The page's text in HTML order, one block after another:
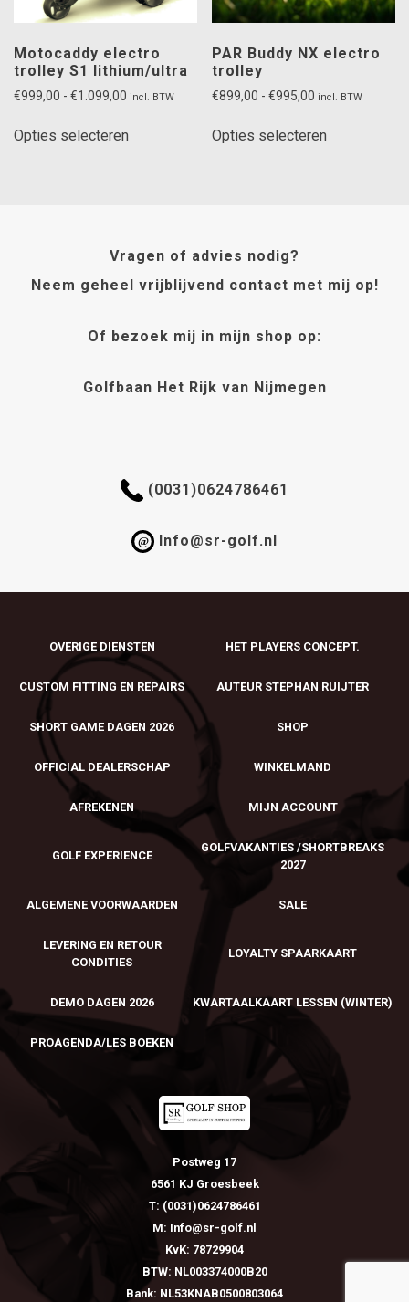
productpagina
Motocaddy electro
trolley S1 lithium/ultra
€999,00 - €1.099,00 Prijsklasse:
tot
incl. BTW
Opties selecteren
optie
gekozen
op
productpagina
PAR Buddy NX electro
trolley
€899,00 - €995,00 Prijsklasse:
tot
incl. BTW
Opties selecteren
gekozen
Vragen of advies nodig?
Neem geheel vrijblijvend contact met mij op!
Of bezoek mij in mijn shop op:
Golfbaan Het Rijk van Nijmegen
(0031)0624786461
@ Info@sr-golf.nl
OVERIGE DIENSTEN HET PLAYERS CONCEPT.
CUSTOM FITTING EN REPAIRS AUTEUR STEPHAN RUIJTER
SHORT GAME DAGEN 2026 SHOP
OFFICIAL DEALERSCHAP WINKELMAND
AFREKENEN MIJN ACCOUNT
GOLF EXPERIENCE
GOLFVAKANTIES /SHORTBREAKS
2027
ALGEMENE VOORWAARDEN SALE
LEVERING EN RETOUR
CONDITIES
LOYALTY SPAARKAART
DEMO DAGEN 2026 KWARTAALKAART LESSEN (WINTER)
PROAGENDA/LES BOEKEN
Postweg 17
6561 KJ Groesbeek
T: (0031)0624786461
M: Info@sr-golf.nl
KvK: 78729904
BTW: NL003374000B20
Bank: NL53KNAB0500803064